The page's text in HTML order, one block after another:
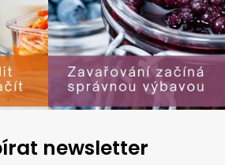
newsletter